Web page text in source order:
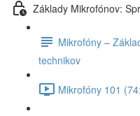
Základy Mikrofónov:
Mikrofóny –
technikov
Mikrofóny 101